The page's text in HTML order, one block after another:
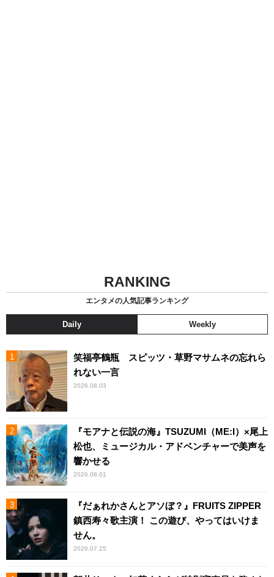
RANKING
エンタメの人気記事ランキング
Daily Weekly
笑福亭鶴瓶 スピッツ・草野マサムネの忘れら
れない一言
2026.08.03
『モアナと伝説の海』TSUZUMI（ME:I）×尾上
松也、ミュージカル・アドベンチャーで美声を
響かせる
2026.08.01
『だぁれかさんとアソぼ？』FRUITS ZIPPER
鎮西寿々歌主演！ この遊び、やってはいけま
せん。
2026.07.25